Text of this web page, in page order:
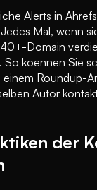
Alerts in
Mal, wenn
Domain
koennen Sie
Roundup-
Autor
der